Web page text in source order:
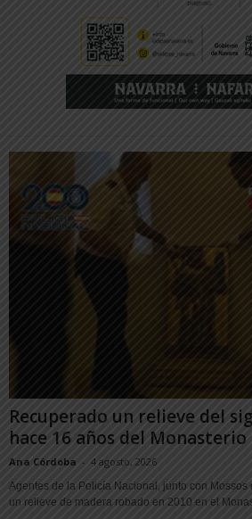
Recuperado un relieve del
hace 16 años del
Ana Córdoba - 4 agosto, 2026
Agentes de la Policía Nacional, junto con Mossos
un relieve de madera robado en 2010 en el